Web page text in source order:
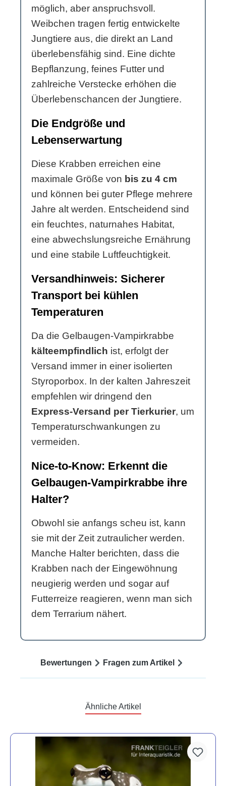
möglich, aber anspruchsvoll.
Weibchen tragen fertig entwickelte
Jungtiere aus, die direkt an Land
überlebensfähig sind. Eine dichte
Bepflanzung, feines Futter und
zahlreiche Verstecke erhöhen die
Überlebenschancen der Jungtiere.
Die Endgröße und
Lebenserwartung
Diese Krabben erreichen eine
maximale Größe von bis zu 4 cm
und können bei guter Pflege mehrere
Jahre alt werden. Entscheidend sind
ein feuchtes, naturnahes Habitat,
eine abwechslungsreiche Ernährung
und eine stabile Luftfeuchtigkeit.
Versandhinweis: Sicherer
Transport bei kühlen
Temperaturen
Da die Gelbaugen-Vampirkrabbe
kälteempfindlich ist, erfolgt der
Versand immer in einer isolierten
Styroporbox. In der kalten Jahreszeit
empfehlen wir dringend den
Express-Versand per Tierkurier, um
Temperaturschwankungen zu
vermeiden.
Nice-to-Know: Erkennt die
Gelbaugen-Vampirkrabbe ihre
Halter?
Obwohl sie anfangs scheu ist, kann
sie mit der Zeit zutraulicher werden.
Manche Halter berichten, dass die
Krabben nach der Eingewöhnung
neugierig werden und sogar auf
Futterreize reagieren, wenn man sich
dem Terrarium nähert.
Bewertungen Fragen zum Artikel
Ähnliche Artikel